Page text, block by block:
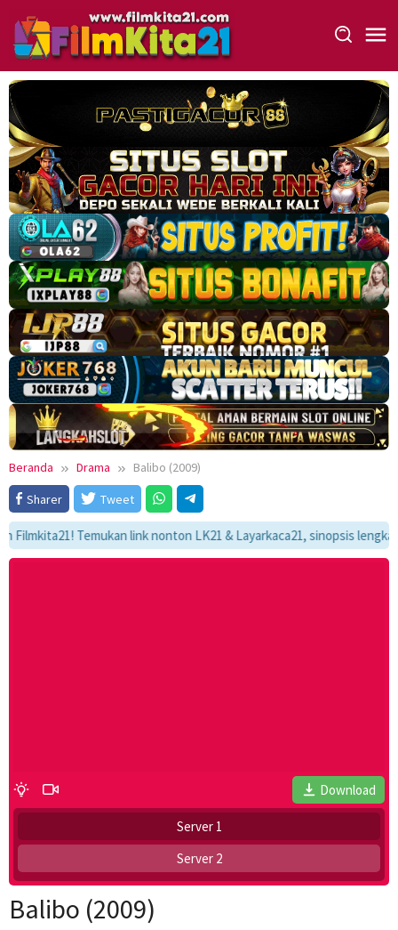
konten
Beranda Drama
Balibo (2009)
Sharer
Tweet
Temukan link nonton LK21 & Layarkaca21, sinopsis lengkap,
Download
Server 1
Server 2
Balibo (2009)